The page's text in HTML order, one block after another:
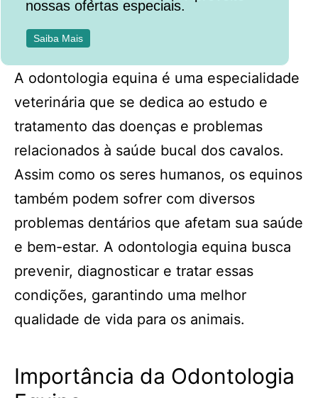
nossas ofertas especiais.
Saiba Mais
A odontologia equina é uma especialidade
veterinária que se dedica ao estudo e
tratamento das doenças e problemas
relacionados à saúde bucal dos cavalos.
Assim como os seres humanos, os equinos
também podem sofrer com diversos
problemas dentários que afetam sua saúde
e bem-estar. A odontologia equina busca
prevenir, diagnosticar e tratar essas
condições, garantindo uma melhor
qualidade de vida para os animais.
Importância da Odontologia